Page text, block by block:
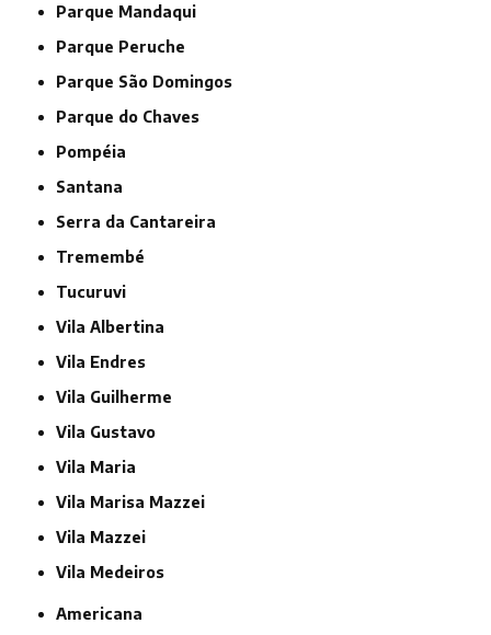
Parque Mandaqui
Parque Peruche
Parque São Domingos
Parque do Chaves
Pompéia
Santana
Serra da Cantareira
Tremembé
Tucuruvi
Vila Albertina
Vila Endres
Vila Guilherme
Vila Gustavo
Vila Maria
Vila Marisa Mazzei
Vila Mazzei
Vila Medeiros
Americana